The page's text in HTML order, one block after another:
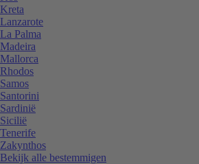
Kreta
Lanzarote
La Palma
Madeira
Mallorca
Rhodos
Samos
Santorini
Sardinië
Sicilië
Tenerife
Zakynthos
Bekijk alle bestemmigen